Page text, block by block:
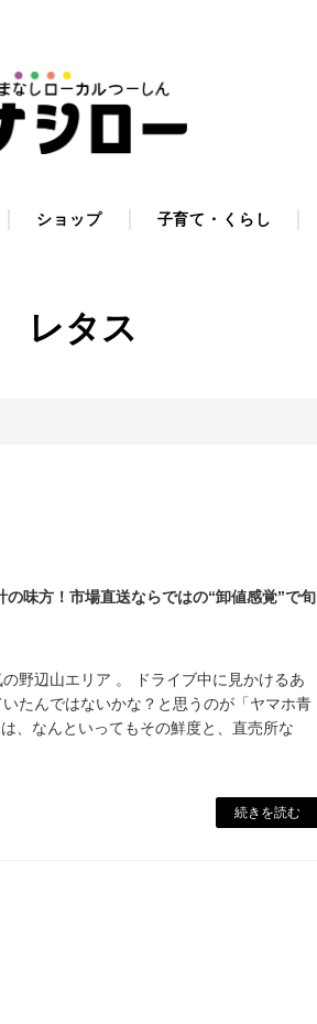
ショップ 子育て・くらし
レタス
の味方！市場直送ならではの“卸値感覚”で旬
野辺山エリア 。 ドライブ中に見かけるあ
たんではないかな？と思うのが「ヤマホ青
、なんといってもその鮮度と、直売所な
続きを読む